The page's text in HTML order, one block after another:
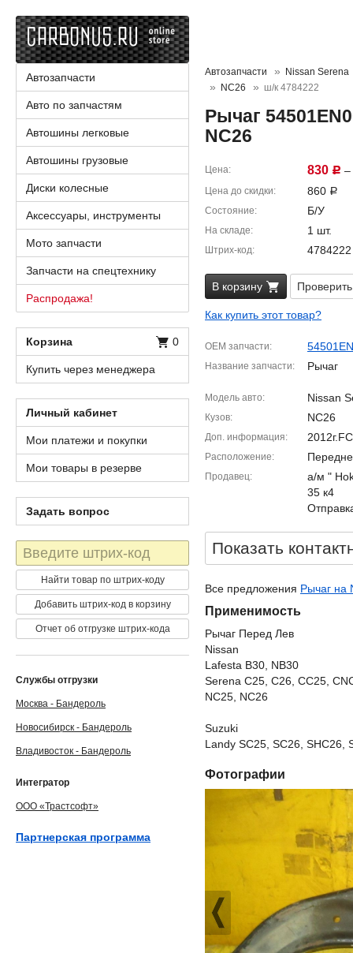
Автозапчасти
Nissan Serena
NC26
ш/к 4784222
Рычаг
NC26
Цена 830 Р –
Цена до скидки 860 Р
Состояние Б/У
На складе 1 шт.
Штрих-код 4784222
В корзину
Как купить этот товар?
OEM запчасти
Название запчасти Рычаг
Модель авто Nissan
Кузов NC26
Доп. информация
Расположение
Продавец
а/м "
35 к4
Показать
Все предложения Рычаг на
Применимость
Рычаг Перед Лев
Nissan
Lafesta B30, NB30
Serena C25, C26, CC25,
NC25, NC26
Suzuki
Landy SC25, SC26, SHC26,
Фотографии
Автозапчасти
Авто по запчастям
Автошины легковые
Автошины грузовые
Диски колесные
Аксессуары, инструменты
Мото запчасти
Запчасти на спецтехнику
Распродажа!
Корзина 0
Купить через менеджера
Личный кабинет
Мои платежи и покупки
Мои товары в резерве
Задать вопрос
Штрих-
код
Найти товар по штрих-коду
Добавить штрих-код в корзину
Отчет об отгрузке штрих-кода
Службы отгрузки
Москва - Бандероль
Новосибирск - Бандероль
Владивосток - Бандероль
Интегратор
ООО «Трастсофт»
Партнерская программа